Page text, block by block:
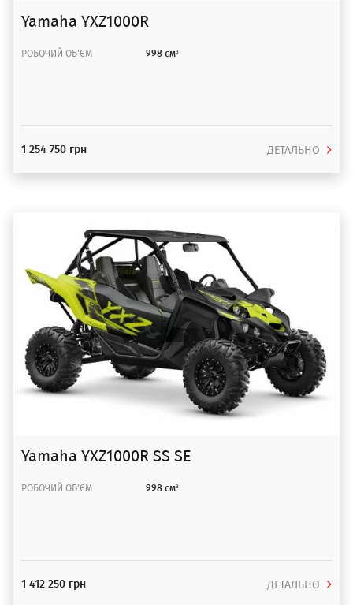
Yamaha YXZ1000R
РОБОЧИЙ ОБ'ЄМ 998 см³
1 254 750 грн ДЕТАЛЬНО
Yamaha YXZ1000R SS SE
РОБОЧИЙ ОБ'ЄМ 998 см³
1 412 250 грн ДЕТАЛЬНО